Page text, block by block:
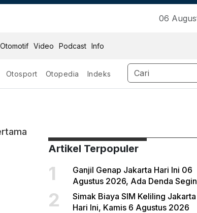
06
Otomotif Video Podcast Info
Otosport Otopedia Indeks
Hyundai
Artikel Terpopuler
1
Ganjil Genap Jakarta Hari Ini 06
Agustus 2026, Ada Denda
2
Simak Biaya SIM Keliling Jakarta
Hari Ini, Kamis 6 Agustus 2026